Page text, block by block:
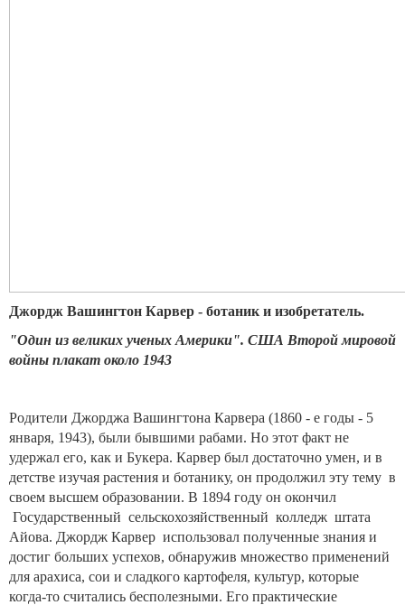
Джордж Вашингтон Карвер - ботаник и изобретатель.
"Один из великих ученых Америки". США Второй мировой
войны плакат около 1943
Родители Джорджа Вашингтона Карвера (1860 - е годы - 5
января, 1943), были бывшими рабами. Но этот факт не
удержал его, как и Букера. Карвер был достаточно умен, и в
детстве изучая растения и ботанику, он продолжил эту тему в
своем высшем образовании. В 1894 году он окончил
Государственный сельскохозяйственный колледж штата
Айова. Джордж Карвер использовал полученные знания и
достиг больших успехов, обнаружив множество применений
для арахиса, сои и сладкого картофеля, культур, которые
когда-то считались бесполезными. Его практические